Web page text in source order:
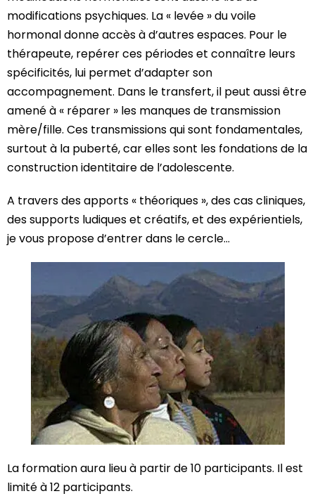
modifications psychiques. La « levée » du voile
hormonal donne accès à d’autres espaces. Pour le
thérapeute, repérer ces périodes et connaître leurs
spécificités, lui permet d’adapter son
accompagnement. Dans le transfert, il peut aussi être
amené à « réparer » les manques de transmission
mère/fille. Ces transmissions qui sont fondamentales,
surtout à la puberté, car elles sont les fondations de la
construction identitaire de l’adolescente.
A travers des apports « théoriques », des cas cliniques,
des supports ludiques et créatifs, et des expérientiels,
je vous propose d’entrer dans le cercle…
La formation aura lieu à partir de 10 participants. Il est
limité à 12 participants.